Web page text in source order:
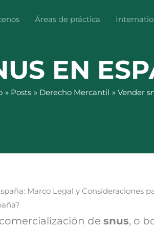
Áreas de práctica
EN
Posts Derecho Mercantil Vender
Marco Legal y Consideraciones
de snus, o